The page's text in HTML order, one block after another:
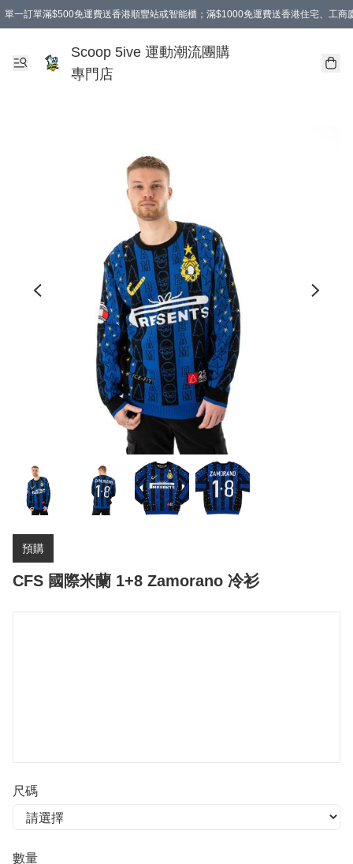
單一訂單滿$500免運費送香港順豐站或智能櫃；滿$1000免運費送香港住宅、工商
Scoop 5ive 運動潮流團購
專門店
預購
CFS 國際米蘭 1+8 Zamorano 冷衫
尺碼
數量